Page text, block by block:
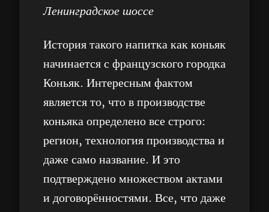
Ленинградское шоссе
История такого напитка как коньяк
начинается с французского городка
Коньяк. Интересным фактом
является то, что в производстве
коньяка определено все строго:
регион, технология производства и
даже само название. И это
подтверждено множеством актами
и договорённостями. Все, что даже